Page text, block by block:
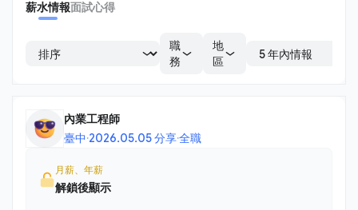
薪水情報面試心得
職
務
地
區
內業工程師
臺中·2026.05.05 分享·全職
月薪、年薪
解鎖後顯示